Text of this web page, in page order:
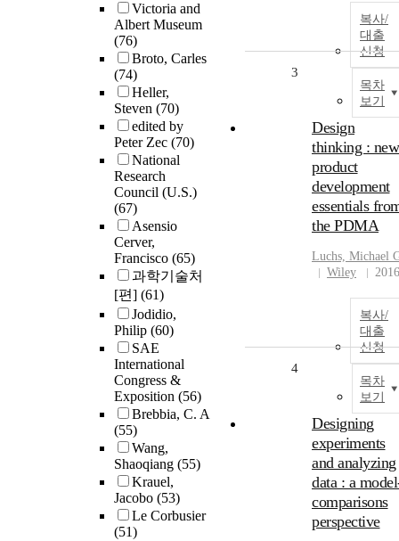
Victoria and
Albert Museum
(76)
Broto, Carles
(74)
Heller,
Steven (70)
edited by
Peter Zec (70)
National
Research
Council (U.S.)
(67)
Asensio
Cerver,
Francisco (65)
과학기술처
[편] (61)
Jodidio,
Philip (60)
SAE
International
Congress &
Exposition (56)
Brebbia, C. A
(55)
Wang,
Shaoqiang (55)
Krauel,
Jacobo (53)
Le Corbusier
(51)
복사/
대출
신청
목차
보기
3
Design
thinking : new
product
development
essentials
the PDMA
Luchs, Michael
Wiley
2016
복사/
대출
신청
목차
보기
4
Designing
experiments
and analyzing
data : a
comparisons
perspective